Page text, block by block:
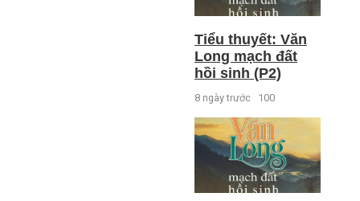
Tiểu thuyết: Văn
Long mạch đất
hồi sinh (P2)
8 ngày trước 100